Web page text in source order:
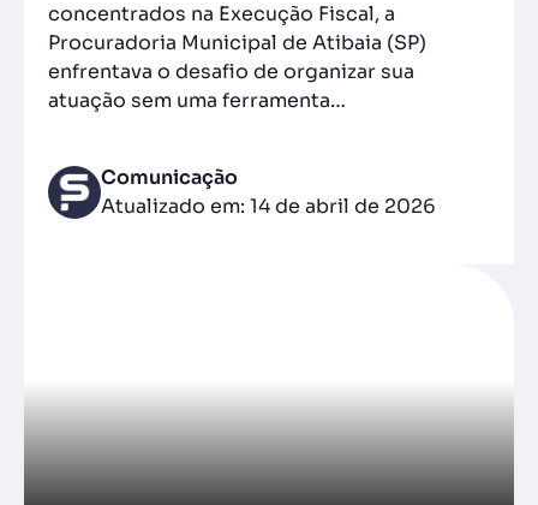
concentrados na Execução Fiscal, a
Procuradoria Municipal de Atibaia (SP)
enfrentava o desafio de organizar sua
atuação sem uma ferramenta…
Comunicação
Atualizado em: 14 de abril de 2026